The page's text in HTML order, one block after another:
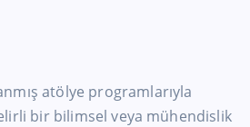
atölye programlarıyla
bir bilimsel veya mühendislik